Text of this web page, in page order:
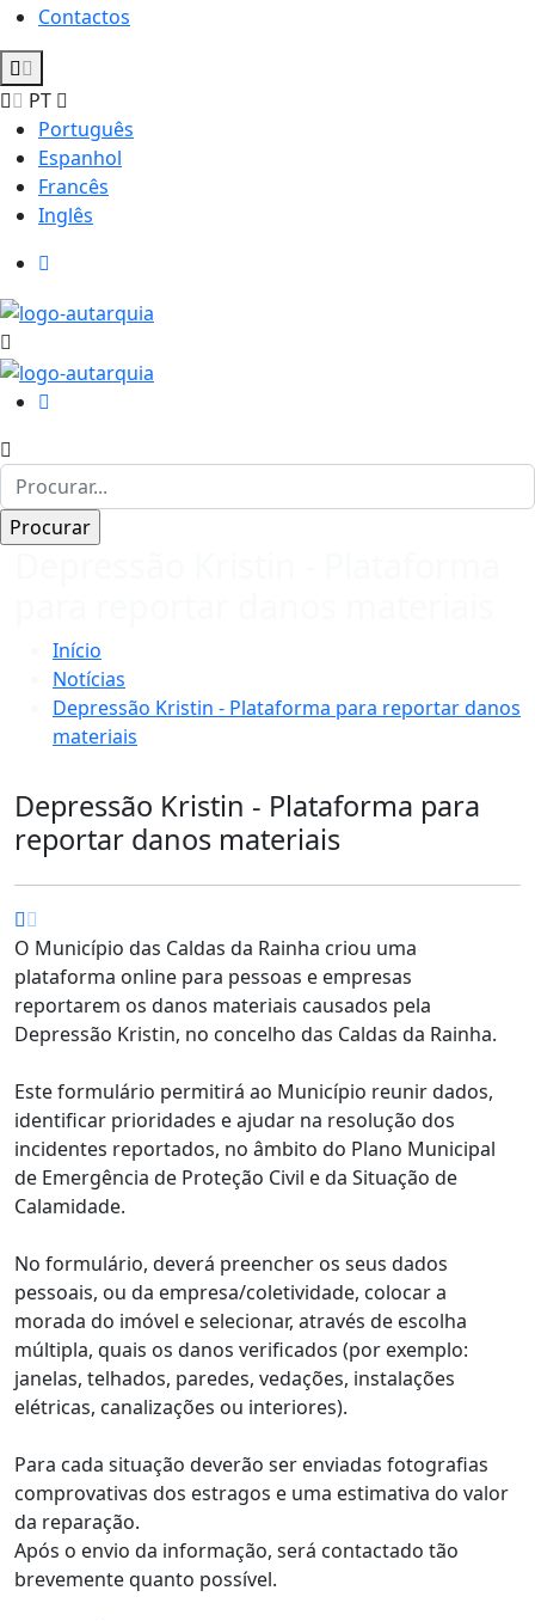
Contactos
PT
Português
Espanhol
Francês
Inglês
Início
Notícias
Depressão Kristin - Plataforma para reportar danos
materiais
Depressão Kristin - Plataforma para
reportar danos materiais
O Município das Caldas da Rainha criou uma
plataforma online para pessoas e empresas
reportarem os danos materiais causados pela
Depressão Kristin, no concelho das Caldas da Rainha.
Este formulário permitirá ao Município reunir dados,
identificar prioridades e ajudar na resolução dos
incidentes reportados, no âmbito do Plano Municipal
de Emergência de Proteção Civil e da Situação de
Calamidade.
No formulário, deverá preencher os seus dados
pessoais, ou da empresa/coletividade, colocar a
morada do imóvel e selecionar, através de escolha
múltipla, quais os danos verificados (por exemplo:
janelas, telhados, paredes, vedações, instalações
elétricas, canalizações ou interiores).
Para cada situação deverão ser enviadas fotografias
comprovativas dos estragos e uma estimativa do valor
da reparação.
Após o envio da informação, será contactado tão
brevemente quanto possível.